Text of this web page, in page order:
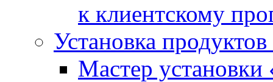
к клиентскому
Установка
Мастер